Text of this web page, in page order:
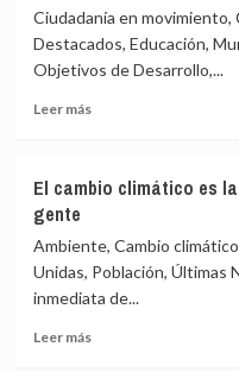
la
Cumbre
G20
su
los
poscovid
Ciudadanía en
Destacados, Educación,
Objetivos de Desarrollo,...
Leer másLeer
exigen
la
Cumbre
G20
su
El cambio climático es
gente
Ambiente, Cambio
Unidas, Población, Últimas
inmediata de...
Leer másLeer